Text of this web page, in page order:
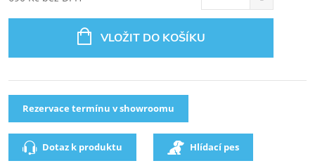
VLOŽIT DO KOŠÍKU
Rezervace termínu v showroomu
Dotaz k produktu Hlídací pes